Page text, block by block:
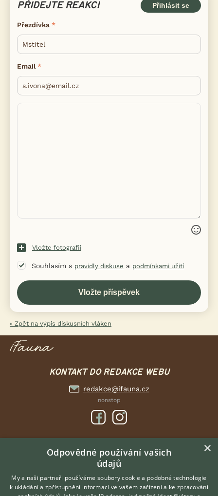
PŘIDEJTE REAKCI Přihlásit se
Přezdívka
Email
Vložte fotografii
Souhlasím s pravidly diskuse a podmínkami užití
« Zpět na výpis diskusních vláken
KONTAKT DO REDAKCE WEBU
redakce@ifauna.cz
nonstop
DOMOVSKÁ STRÁNKA
INZERCE
DISKUSE
ČLÁNKY
×
Odpovědné používání vašich
údajů
My a naši partneři používáme soubory cookie a podobné technologie
k ukládání a zpřístupnění informací ve vašem zařízení a ke zpracování